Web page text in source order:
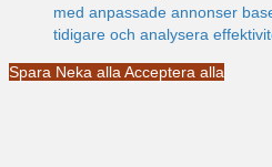
med anpassade annonser
tidigare och analysera
Spara Neka alla Acceptera alla